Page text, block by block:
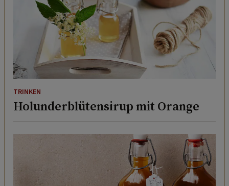
TRINKEN
Holunderblütensirup mit Orange